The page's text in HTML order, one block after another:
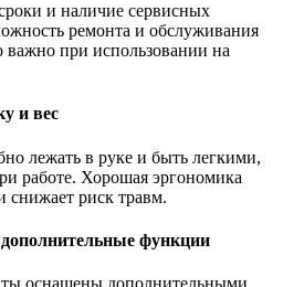
и наличие сервисных
ремонта и обслуживания
важно при использовании на
и вес
лежать в руке и быть легкими,
работе. Хорошая эргономика
снижает риск травм.
функции